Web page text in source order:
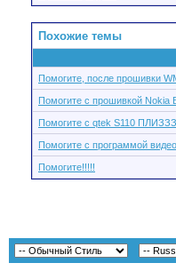
Похожие темы
Помогите, после прошивки
Помогите с прошивкой Nokia
Помогите с qtek S110
Помогите с программой
Помогите!!!!!